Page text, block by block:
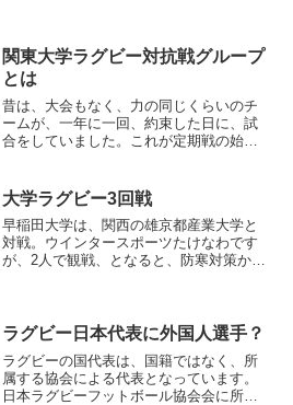
関東大学ラグビー対抗戦グループ
とは
昔は、大会もなく、力の同じくらいのチ
ームが、一年に一回、約束した日に、試
合をしていました。これが定期戦の始ま
大学ラグビー3回戦
早稲田大学は、関西の雄京都産業大学と
対戦。ウインタースポーツたけなわです
が、2人で観戦、となると、防寒対策か
ラグビー日本代表に外国人選手？
ラグビーの国代表は、国籍ではなく、所
属する協会による代表となっています。
日本ラグビーフットボール協会会に所属